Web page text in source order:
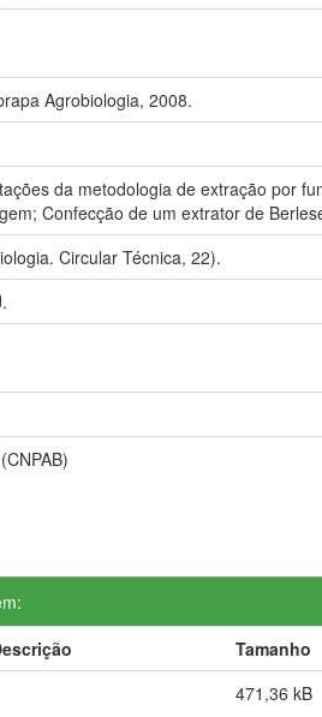
Agrobiologia, 2008.
da metodologia de extração por
Confecção de um extrator de
Circular Técnica, 22).
Tamanho
471,36 kB